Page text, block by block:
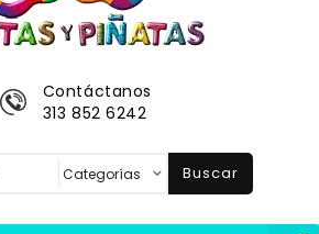
Contáctanos
313 852 6242
Buscar